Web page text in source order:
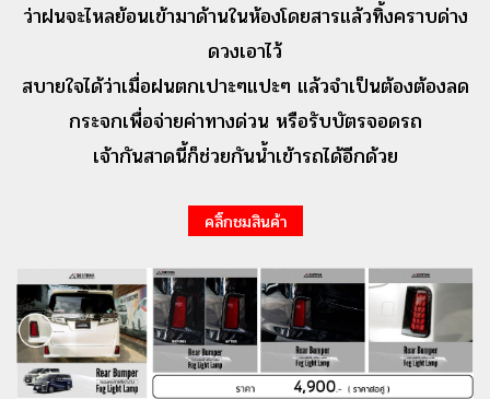
ว่าฝนจะไหลย้อนเข้ามาด้านในห้องโดยสารแล้วทิ้งคราบด่าง
ดวงเอาไว้
สบายใจได้ว่าเมื่อฝนตกเปาะๆแปะๆ แล้วจำเป็นต้องต้องลด
กระจกเพื่อจ่ายค่าทางด่วน หรือรับบัตรจอดรถ
เจ้ากันสาดนี้ก็ช่วยกันน้ำเข้ารถได้อีกด้วย
คลิ๊กชมสินค้า